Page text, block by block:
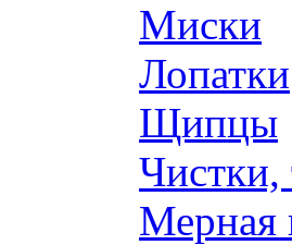
Миски
Лопатки
Щипцы
Чистки,
Мерная